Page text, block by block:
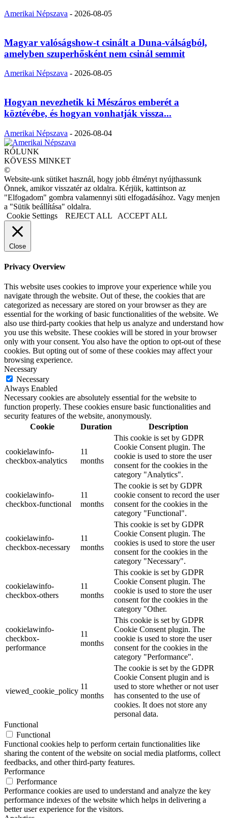
Amerikai Népszava - 2026-08-05
Magyar valóságshow-t csinált a Duna-válságból,
amelyben szuperhősként nem csinál semmit
Amerikai Népszava - 2026-08-05
Hogyan nevezhetik ki Mészáros emberét a
köztévébe, és hogyan vonhatják vissza...
Amerikai Népszava - 2026-08-04
RÓLUNK
KÖVESS MINKET
©
Website-unk sütiket használ, hogy jobb élményt nyújthassunk
Önnek, amikor visszatér az oldalra. Kérjük, kattintson az
"Elfogadom" gombra valamennyi süti elfogadásához. Vagy menjen
a "Sütik beállítása" oldalra.
Cookie Settings
REJECT ALL ACCEPT ALL
Close
Privacy Overview
This website uses cookies to improve your experience while you
navigate through the website. Out of these, the cookies that are
categorized as necessary are stored on your browser as they are
essential for the working of basic functionalities of the website. We
also use third-party cookies that help us analyze and understand how
you use this website. These cookies will be stored in your browser
only with your consent. You also have the option to opt-out of these
cookies. But opting out of some of these cookies may affect your
browsing experience.
Necessary
Necessary
Always Enabled
Necessary cookies are absolutely essential for the website to
function properly. These cookies ensure basic functionalities and
security features of the website, anonymously.
Cookie
Duration Description
cookielawinfo-
checkbox-analytics
11
months
This cookie is set by GDPR
Cookie Consent plugin. The
cookie is used to store the user
consent for the cookies in the
category "Analytics".
cookielawinfo-
checkbox-functional
11
months
The cookie is set by GDPR
cookie consent to record the user
consent for the cookies in the
category "Functional".
cookielawinfo-
checkbox-necessary
11
months
This cookie is set by GDPR
Cookie Consent plugin. The
cookies is used to store the user
consent for the cookies in the
category "Necessary".
cookielawinfo-
checkbox-others
11
months
This cookie is set by GDPR
Cookie Consent plugin. The
cookie is used to store the user
consent for the cookies in the
category "Other.
cookielawinfo-
checkbox-
performance
11
months
This cookie is set by GDPR
Cookie Consent plugin. The
cookie is used to store the user
consent for the cookies in the
category "Performance".
viewed_cookie_policy
11
months
The cookie is set by the GDPR
Cookie Consent plugin and is
used to store whether or not user
has consented to the use of
cookies. It does not store any
personal data.
Functional
Functional
Functional cookies help to perform certain functionalities like
sharing the content of the website on social media platforms, collect
feedbacks, and other third-party features.
Performance
Performance
Performance cookies are used to understand and analyze the key
performance indexes of the website which helps in delivering a
better user experience for the visitors.